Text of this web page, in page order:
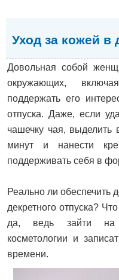
Уход за кожей в
Довольная собой
окружающих,
поддержать его
отпуска. Даже, если
чашечку чая, выделить
минут и нанести
поддерживать себя в
Реально ли обеспечить
декретного отпуска?
да, ведь зайти
косметологии и
времени.